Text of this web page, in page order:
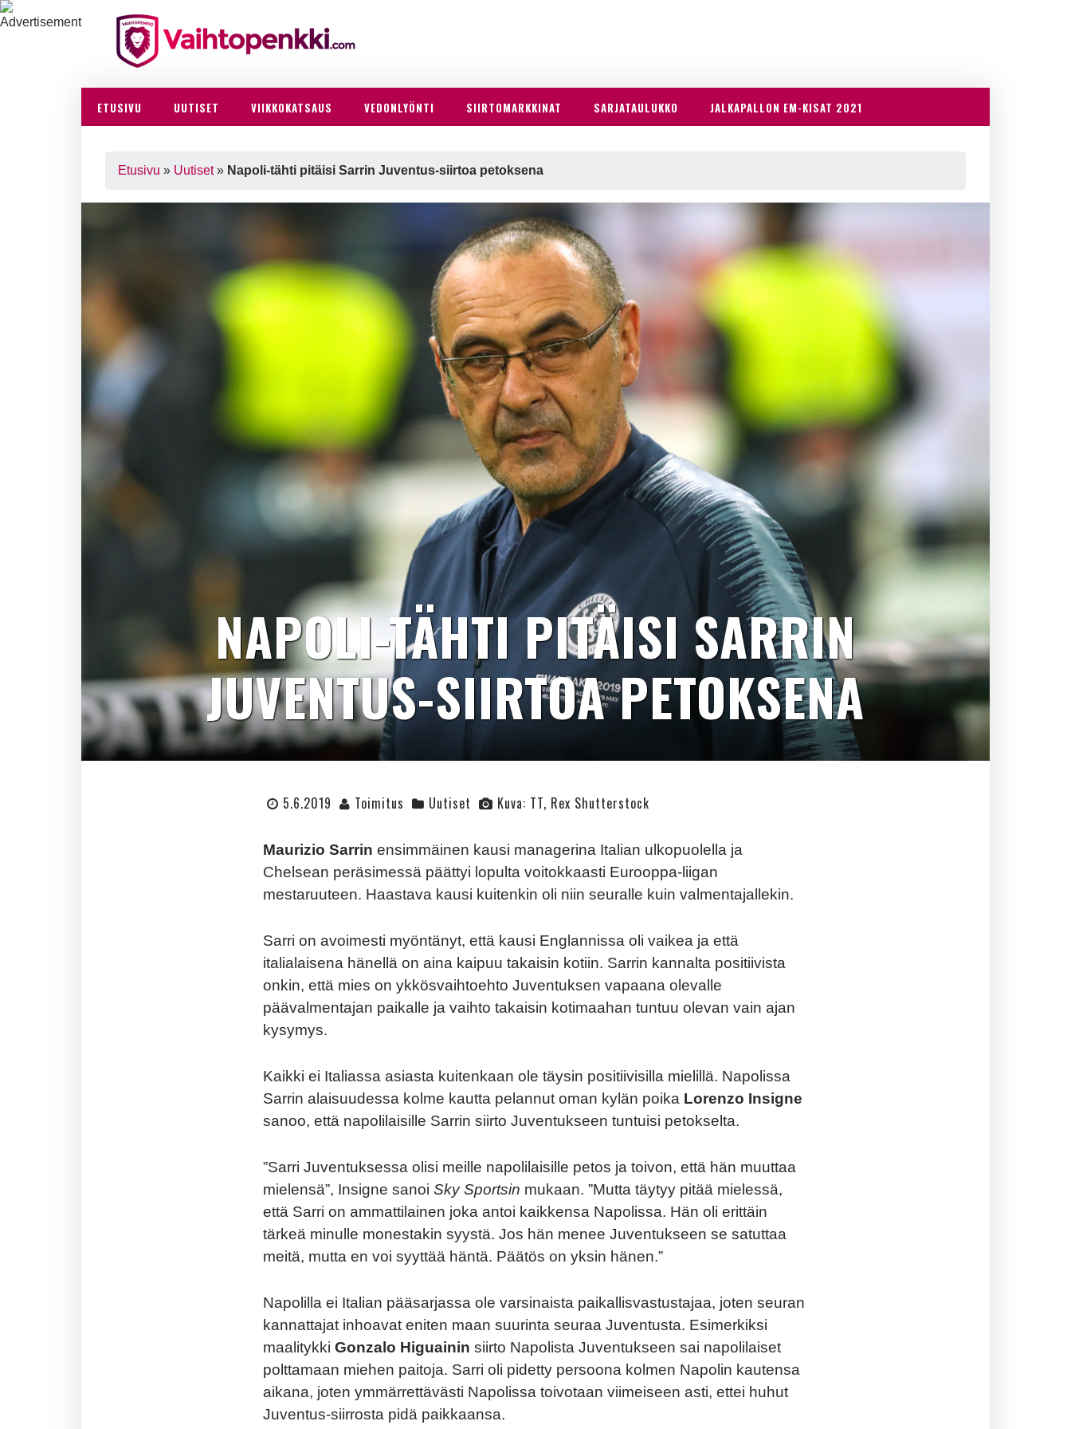
ETUSIVU UUTISET VIIKKOKATSAUS VEDONLYÖNTI SIIRTOMARKKINAT SARJATAULUKKO JALKAPALLON EM-KISAT 2021
Etusivu » Uutiset» Napoli-tähti pitäisi Sarrin Juventus-siirtoa petoksena
NAPOLI-TÄHTI PITÄISI SARRIN
JUVENTUS-SIIRTOA PETOKSENA
5.6.2019 Toimitus Uutiset Kuva: TT, Rex Shutterstock
Maurizio Sarrin ensimmäinen kausi managerina Italian ulkopuolella ja
Chelsean peräsimessä päättyi lopulta voitokkaasti Eurooppa-liigan
mestaruuteen. Haastava kausi kuitenkin oli niin seuralle kuin valmentajallekin.
Sarri on avoimesti myöntänyt, että kausi Englannissa oli vaikea ja että
italialaisena hänellä on aina kaipuu takaisin kotiin. Sarrin kannalta positiivista
onkin, että mies on ykkösvaihtoehto Juventuksen vapaana olevalle
päävalmentajan paikalle ja vaihto takaisin kotimaahan tuntuu olevan vain ajan
kysymys.
Kaikki ei Italiassa asiasta kuitenkaan ole täysin positiivisilla mielillä. Napolissa
Sarrin alaisuudessa kolme kautta pelannut oman kylän poika Lorenzo Insigne
sanoo, että napolilaisille Sarrin siirto Juventukseen tuntuisi petokselta.
”Sarri Juventuksessa olisi meille napolilaisille petos ja toivon, että hän muuttaa
mielensä”, Insigne sanoi Sky Sportsin mukaan. ”Mutta täytyy pitää mielessä,
että Sarri on ammattilainen joka antoi kaikkensa Napolissa. Hän oli erittäin
tärkeä minulle monestakin syystä. Jos hän menee Juventukseen se satuttaa
meitä, mutta en voi syyttää häntä. Päätös on yksin hänen.”
Napolilla ei Italian pääsarjassa ole varsinaista paikallisvastustajaa, joten seuran
kannattajat inhoavat eniten maan suurinta seuraa Juventusta. Esimerkiksi
maalitykki Gonzalo Higuainin siirto Napolista Juventukseen sai napolilaiset
polttamaan miehen paitoja. Sarri oli pidetty persoona kolmen Napolin kautensa
aikana, joten ymmärrettävästi Napolissa toivotaan viimeiseen asti, ettei huhut
Juventus-siirrosta pidä paikkaansa.